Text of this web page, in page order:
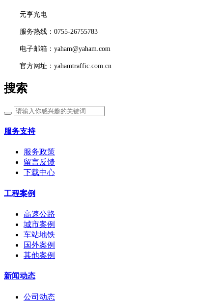
元亨光电
服务热线：0755-26755783
电子邮箱：yaham@yaham.com
官方网址：yahamtraffic.com.cn
搜索
服务支持
服务政策
留言反馈
下载中心
工程案例
高速公路
城市案例
车站地铁
国外案例
其他案例
新闻动态
公司动态